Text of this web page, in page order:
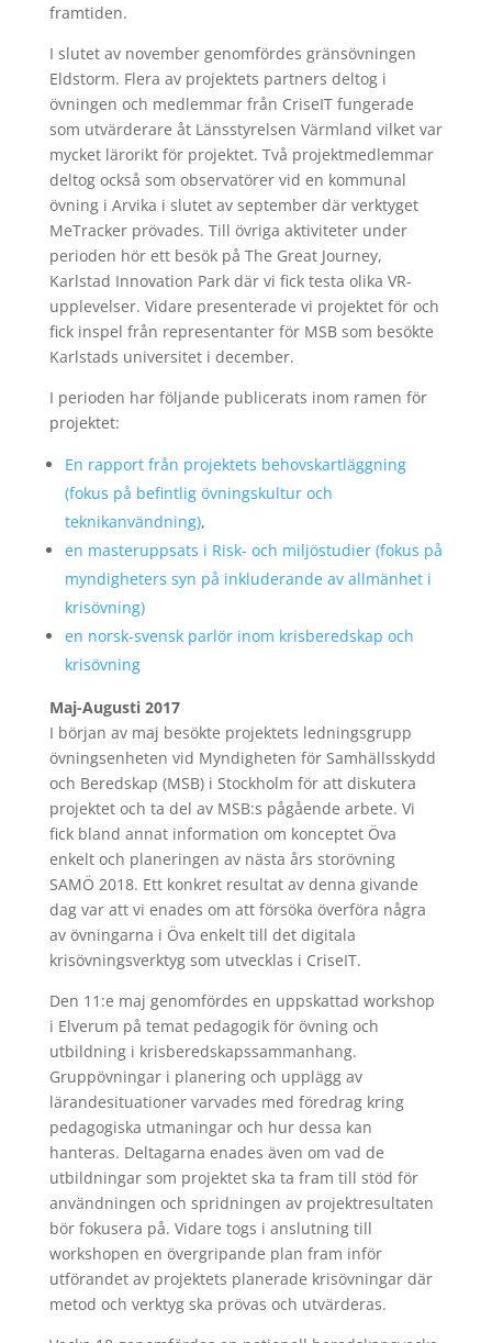
framtiden.
I slutet av november genomfördes gränsövningen
Eldstorm. Flera av projektets partners deltog i
övningen och medlemmar från CriseIT fungerade
som utvärderare åt Länsstyrelsen Värmland vilket var
mycket lärorikt för projektet. Två projektmedlemmar
deltog också som observatörer vid en kommunal
övning i Arvika i slutet av september där verktyget
MeTracker prövades. Till övriga aktiviteter under
perioden hör ett besök på The Great Journey,
Karlstad Innovation Park där vi fick testa olika VR-
upplevelser. Vidare presenterade vi projektet för och
fick inspel från representanter för MSB som besökte
Karlstads universitet i december.
I perioden har följande publicerats inom ramen för
projektet:
En rapport från projektets behovskartläggning
(fokus på befintlig övningskultur och
teknikanvändning),
en masteruppsats i Risk- och miljöstudier (fokus på
myndigheters syn på inkluderande av allmänhet i
krisövning)
en norsk-svensk parlör inom krisberedskap och
krisövning
Maj-Augusti 2017
I början av maj besökte projektets ledningsgrupp
övningsenheten vid Myndigheten för Samhällsskydd
och Beredskap (MSB) i Stockholm för att diskutera
projektet och ta del av MSB:s pågående arbete. Vi
fick bland annat information om konceptet Öva
enkelt och planeringen av nästa års storövning
SAMÖ 2018. Ett konkret resultat av denna givande
dag var att vi enades om att försöka överföra några
av övningarna i Öva enkelt till det digitala
krisövningsverktyg som utvecklas i CriseIT.
Den 11:e maj genomfördes en uppskattad workshop
i Elverum på temat pedagogik för övning och
utbildning i krisberedskapssammanhang.
Gruppövningar i planering och upplägg av
lärandesituationer varvades med föredrag kring
pedagogiska utmaningar och hur dessa kan
hanteras. Deltagarna enades även om vad de
utbildningar som projektet ska ta fram till stöd för
användningen och spridningen av projektresultaten
bör fokusera på. Vidare togs i anslutning till
workshopen en övergripande plan fram inför
utförandet av projektets planerade krisövningar där
metod och verktyg ska prövas och utvärderas.